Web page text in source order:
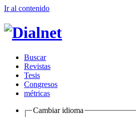
Ir al contenido
Buscar
Revistas
Tesis
Congresos
métricas
Cambiar idioma